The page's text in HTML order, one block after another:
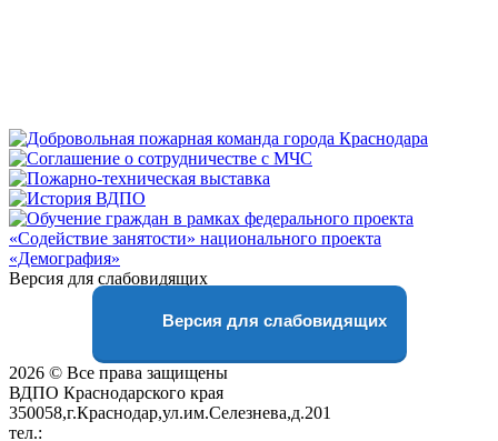
Версия для слабовидящих
Версия для слабовидящих
2026 © Все права защищены
ВДПО Краснодарского края
350058,г.Краснодар,ул.им.Селезнева,д.201
тел.: